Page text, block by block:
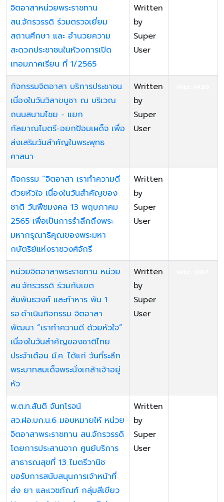
จิตอาสาหน่วยพระราชทาน
สน.จักรวรรดิ ร่วมตรวจเยี่ยม
สถานศึกษา และ อำนวยความ
สะดวกประชาชนในห้วงการเปิด
เทอมภาคเรียน ที่ 1/2565
Written
by
Super
User
กิจกรรมจิตอาสา บริการประชาชน
เนื่องในวันวิสาขบูชา ณ บริเวณ
ถนนสนามไชย - แยก
กัลยาณไมตรี-อยกป้อมเผด็จ เพื่อ
ส่งเสริมวันสำคัญในพระพุทธ
ศาสนา
Written
by
Super
User
กิจกรรม “จิตอาสา เราทำความดี
ด้วยหัวใจ เนื่องในวันสำคัญของ
ชาติ วันพืชมงคล 13 พฤษภาคม
2565 เพื่อเป็นการรำลึกถึงพระ
มหากรุณาธิคุณของพระมหา
กษัตริย์แห่งราชวงศ์จักรี
Written
by
Super
User
หน่วยจิตอาสาพระราชทาน หน่วย
สน.จักรวรรดิ ร่วมกับเขต
สัมพันธวงศ์ และทำหาร พัน 1
รอ.ดำเนินกิจกรรม จิตอาสา
พัฒนา “เราทำความดี ด้วยหัวใจ”
เนื่องในวันสำคัญของชาติไทย
ประจำเดือน มี.ค. ได้แก่ วันที่ระลึก
พระบาทสมเด็จพระนั่งเกล้าเจ้าอยู่
หัว
Written
by
Super
User
พ.ต.ท.สันติ จันทโรจน์
สว.ฝอ.บก.น.6 มอบหมายให้ หน่วย
จิตอาสาพระราชทาน สน.จักรวรรดิ
โดยการประสานจาก ศูนย์บริการ
สาธารณสุขที่ 13 ไมตรีวานิช
ขอรับการสนับสนุนการเจ้าหน้าที่
ส่ง ยา และเวชภัณฑ์ กลุ่มสีเขียว
Written
by
Super
User